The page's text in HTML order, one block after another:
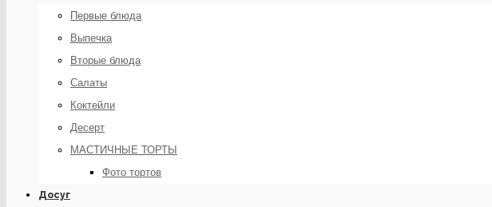
Первые блюда
Выпечка
Вторые блюда
Салаты
Коктейли
Десерт
МАСТИЧНЫЕ ТОРТЫ
Фото тортов
Досуг